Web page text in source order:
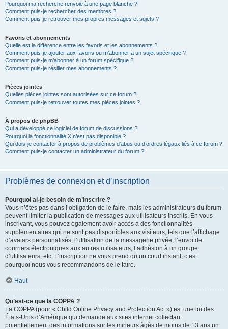
Pourquoi ma recherche renvoie à une page blanche ?!
Comment puis-je rechercher des membres ?
Comment puis-je retrouver mes propres messages et sujets ?
Favoris et abonnements
Quelle est la différence entre les favoris et les abonnements ?
Comment puis-je ajouter aux favoris ou m’abonner à un sujet spécifique ?
Comment puis-je m’abonner à un forum spécifique ?
Comment puis-je résilier mes abonnements ?
Pièces jointes
Quelles pièces jointes sont autorisées sur ce forum ?
Comment puis-je retrouver toutes mes pièces jointes ?
À propos de phpBB
Qui a développé ce logiciel de forum de discussions ?
Pourquoi la fonctionnalité X n’est pas disponible ?
Qui dois-je contacter à propos de problèmes d’abus ou d’ordres légaux liés à ce forum ?
Comment puis-je contacter un administrateur du forum ?
Problèmes de connexion et d’inscription
Pourquoi ai-je besoin de m’inscrire ?
Vous n’êtes pas dans l’obligation de le faire, mais les administrateurs du forum
peuvent limiter la publication de messages aux utilisateurs inscrits. En vous
inscrivant, vous pouvez également avoir accès à des fonctionnalités
supplémentaires qui ne sont pas disponibles aux visiteurs, tels que l’affichage
d’avatars personnalisés, l’utilisation de la messagerie privée, l’envoi de
courriers électroniques aux autres utilisateurs, l’adhésion à un groupe
d’utilisateurs, etc. L’inscription ne vous prend qu’un court instant, c’est
pourquoi nous vous recommandons de le faire.
Haut
Qu’est-ce que la COPPA ?
La COPPA (pour « Child Online Privacy and Protection Act ») est une loi des
États-Unis d’Amérique qui demande aux sites internet collectant
potentiellement des informations sur les mineurs âgés de moins de 13 ans un